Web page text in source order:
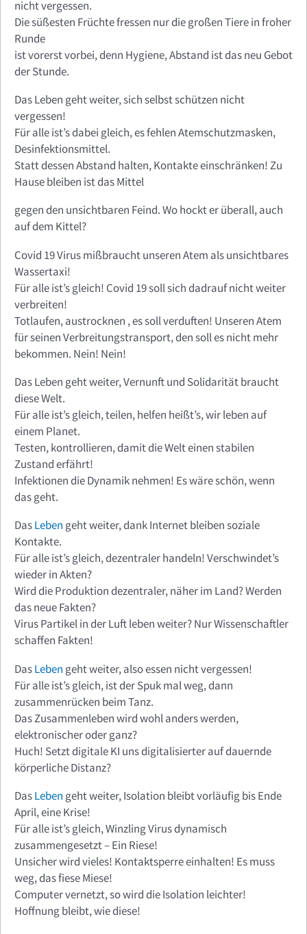
nicht vergessen.
Die süßesten Früchte fressen nur die großen Tiere in froher
Runde
ist vorerst vorbei, denn Hygiene, Abstand ist das neu Gebot
der Stunde.
Das Leben geht weiter, sich selbst schützen nicht
vergessen!
Für alle ist’s dabei gleich, es fehlen Atemschutzmasken,
Desinfektionsmittel.
Statt dessen Abstand halten, Kontakte einschränken! Zu
Hause bleiben ist das Mittel
gegen den unsichtbaren Feind. Wo hockt er überall, auch
auf dem Kittel?
Covid 19 Virus mißbraucht unseren Atem als unsichtbares
Wassertaxi!
Für alle ist’s gleich! Covid 19 soll sich dadrauf nicht weiter
verbreiten!
Totlaufen, austrocknen , es soll verduften! Unseren Atem
für seinen Verbreitungstransport, den soll es nicht mehr
bekommen. Nein! Nein!
Das Leben geht weiter, Vernunft und Solidarität braucht
diese Welt.
Für alle ist’s gleich, teilen, helfen heißt’s, wir leben auf
einem Planet.
Testen, kontrollieren, damit die Welt einen stabilen
Zustand erfährt!
Infektionen die Dynamik nehmen! Es wäre schön, wenn
das geht.
DasLeben geht weiter, dank Internet bleiben soziale
Kontakte.
Für alle ist’s gleich, dezentraler handeln! Verschwindet’s
wieder in Akten?
Wird die Produktion dezentraler, näher im Land? Werden
das neue Fakten?
Virus Partikel in der Luft leben weiter? Nur Wissenschaftler
schaffen Fakten!
DasLeben geht weiter, also essen nicht vergessen!
Für alle ist’s gleich, ist der Spuk mal weg, dann
zusammenrücken beim Tanz.
Das Zusammenleben wird wohl anders werden,
elektronischer oder ganz?
Huch! Setzt digitale KI uns digitalisierter auf dauernde
körperliche Distanz?
DasLeben geht weiter, Isolation bleibt vorläufig bis Ende
April, eine Krise!
Für alle ist’s gleich, Winzling Virus dynamisch
zusammengesetzt – Ein Riese!
Unsicher wird vieles! Kontaktsperre einhalten! Es muss
weg, das fiese Miese!
Computer vernetzt, so wird die Isolation leichter!
Hoffnung bleibt, wie diese!